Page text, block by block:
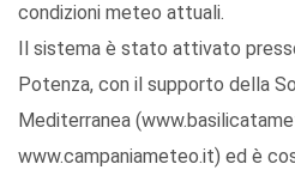
condizioni meteo attuali.
Il sistema è stato attivato presso
Potenza, con il supporto della
Mediterranea
www.campaniameteo.it) ed è